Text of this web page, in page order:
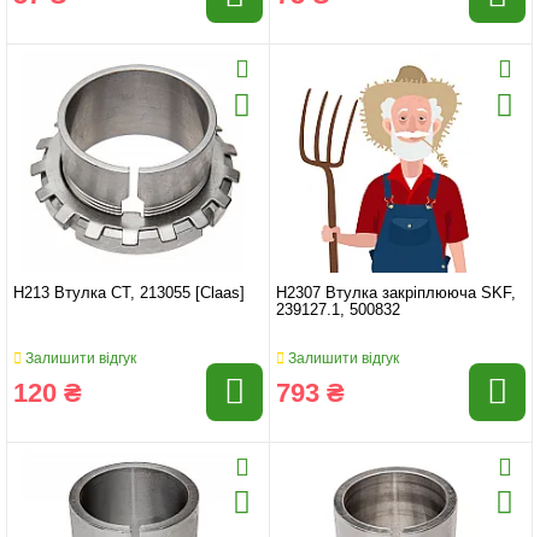
H213 Втулка CT, 213055 [Claas]
Залишити відгук
120 ₴
H2307 Втулка закріплююча SKF,
239127.1, 500832
Залишити відгук
793 ₴